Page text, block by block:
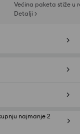
Većina paketa stiže u
Detalji >
najmanje 2